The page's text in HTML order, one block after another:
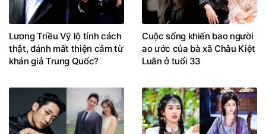
Lương Triều Vỹ lộ tính cách
thật, đánh mất thiện cảm từ
khán giả Trung Quốc?
Cuộc sống khiến bao người
ao ước của bà xã Châu Kiệt
Luân ở tuổi 33